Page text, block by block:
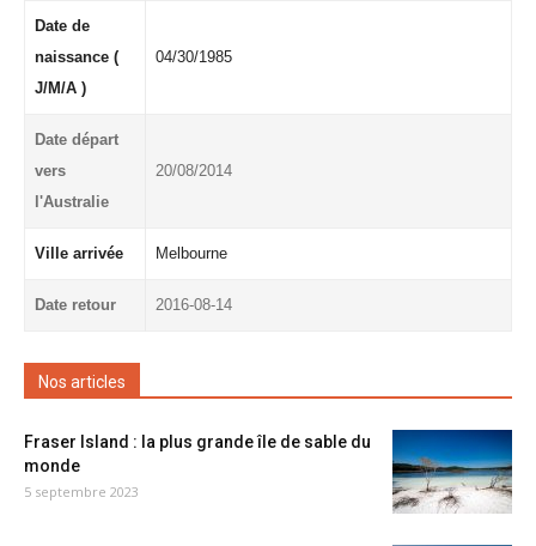
Date de
naissance (
J/M/A )
04/30/1985
Date départ
vers
l'Australie
20/08/2014
Ville arrivée Melbourne
Date retour 2016-08-14
Nos articles
Fraser Island : la plus grande île de sable du
monde
5 septembre 2023